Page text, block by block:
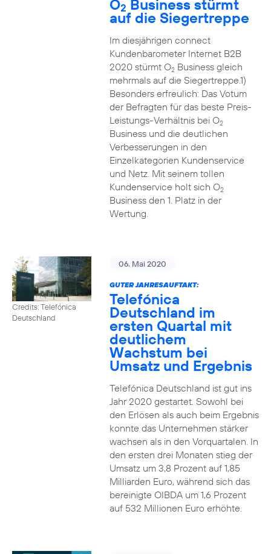
O2 Business stürmt
auf die Siegertreppe
Im diesjährigen connect
Kundenbarometer Internet B2B
2020 stürmt O2Business gleich
mehrmals auf die Siegertreppe.1)
Besonders erfreulich: Das Votum
der Befragten für das beste Preis-
Leistungs-Verhältnis bei O2
Business und die deutlichen
Verbesserungen in den
Einzelkategorien Kundenservice
und Netz. Mit seinem tollen
Kundenservice holt sich O2
Business den 1. Platz in der
Wertung.
Credits: Telefónica
Deutschland
06. Mai 2020
GUTER JAHRESAUFTAKT:
Telefónica
Deutschland im
ersten Quartal mit
deutlichem
Wachstum bei
Umsatz und Ergebnis
Telefónica Deutschland ist gut ins
Jahr 2020 gestartet. Sowohl bei
den Erlösen als auch beim Ergebnis
konnte das Unternehmen stärker
wachsen als in den Vorquartalen. In
den ersten drei Monaten stieg der
Umsatz um 3,8 Prozent auf 1,85
Milliarden Euro, während sich das
bereinigte OIBDA um 1,6 Prozent
auf 532 Millionen Euro erhöhte.